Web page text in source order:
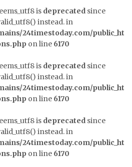
is deprecated since
instead. in
24timestoday.com/public_ht
on line 6170
is deprecated since
instead. in
24timestoday.com/public_ht
on line 6170
is deprecated since
instead. in
24timestoday.com/public_ht
on line 6170